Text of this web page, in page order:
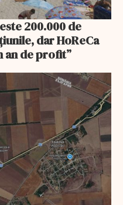
200.000 de
dar HoReCa
an de profit”